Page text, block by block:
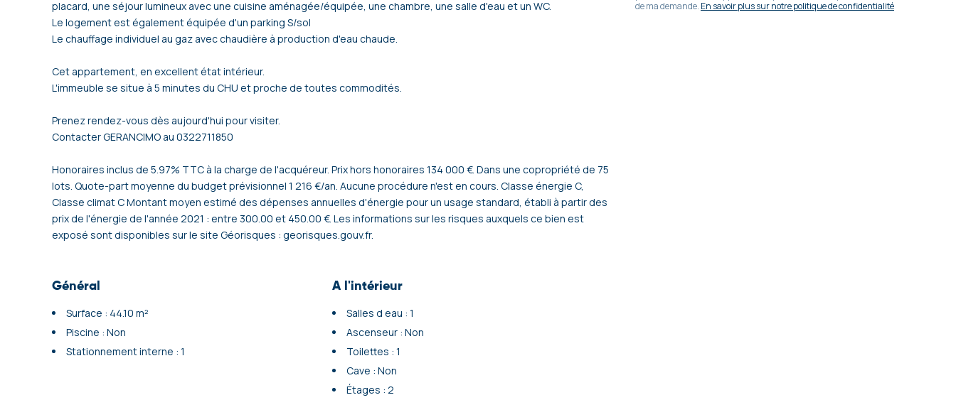
placard, une séjour lumineux avec une cuisine aménagée/équipée, une chambre, une salle d'eau et un WC.
Le logement est également équipée d'un parking S/sol
Le chauffage individuel au gaz avec chaudière à production d'eau chaude.
Cet appartement, en excellent état intérieur.
L'immeuble se situe à 5 minutes du CHU et proche de toutes commodités.
Prenez rendez-vous dès aujourd'hui pour visiter.
Contacter GERANCIMO au 0322711850
Honoraires inclus de 5.97% TTC à la charge de l'acquéreur. Prix hors honoraires 134 000 €. Dans une copropriété de 75
lots. Quote-part moyenne du budget prévisionnel 1 216 €/an. Aucune procédure n'est en cours. Classe énergie C,
Classe climat C Montant moyen estimé des dépenses annuelles d'énergie pour un usage standard, établi à partir des
prix de l'énergie de l'année 2021 : entre 300.00 et 450.00 €. Les informations sur les risques auxquels ce bien est
exposé sont disponibles sur le site Géorisques : georisques.gouv.fr.
Général
Surface : 44.10 m²
Piscine : Non
Stationnement interne : 1
A l'intérieur
Salles d eau : 1
Ascenseur : Non
Toilettes : 1
Cave : Non
Étages : 2
de ma demande. En savoir plus sur notre politique de confidentialité